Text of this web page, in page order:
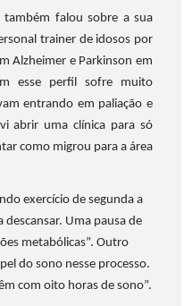
também falou sobre a sua
trainer de idosos por
Alzheimer e Parkinson em
esse perfil sofre muito
entrando em paliação e
abrir uma clínica para só
como migrou para a área
exercício de segunda a
Uma pausa de
metabólicas”. Outro
do sono nesse processo.
com oito horas de sono”.